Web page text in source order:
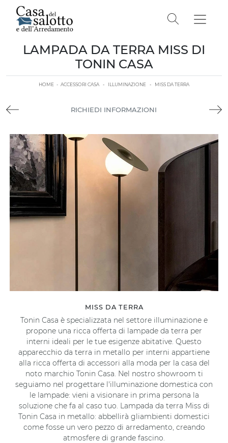
LAMPADA DA TERRA MISS DI
TONIN CASA
HOME - ACCESSORI CASA - ILLUMINAZIONE - MISS DA TERRA
RICHIEDI INFORMAZIONI
MISS DA TERRA
Tonin Casa è specializzata nel settore illuminazione e
propone una ricca offerta di lampade da terra per
interni ideali per le tue esigenze abitative. Questo
apparecchio da terra in metallo per interni appartiene
alla ricca offerta di accessori alla moda per la casa del
noto marchio Tonin Casa. Nel nostro showroom ti
seguiamo nel progettare l'illuminazione domestica con
le lampade: vieni a visionare in prima persona la
soluzione che fa al caso tuo. Lampada da terra Miss di
Tonin Casa in metallo: abbellirà gliambienti domestici
come fosse un vero pezzo di arredamento, creando
atmosfere di grande fascino.